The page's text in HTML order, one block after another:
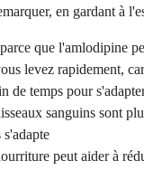
en gardant à
que l'amlodipine
levez rapidement,
de temps pour
sanguins sont
peut aider à